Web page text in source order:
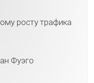
росту трафика
Фуэго